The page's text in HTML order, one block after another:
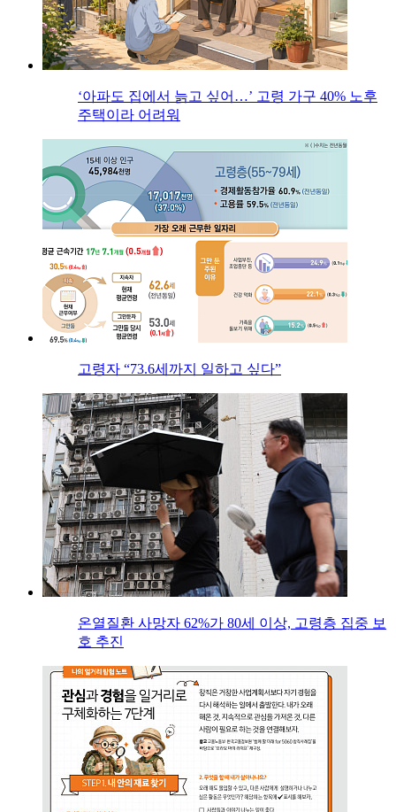
‘아파도 집에서 늙고 싶어…’ 고령 가구 40% 노후
주택이라 어려워
고령자 “73.6세까지 일하고 싶다”
온열질환 사망자 62%가 80세 이상, 고령층 집중 보
호 추진